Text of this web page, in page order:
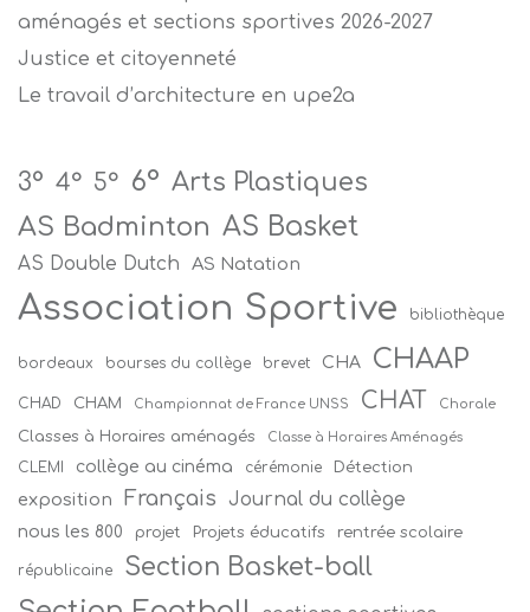
aménagés et sections sportives 2026-2027
Justice et citoyenneté
Le travail d’architecture en upe2a
3° 4° 5° 6° Arts Plastiques
AS Badminton AS Basket
AS Double Dutch AS Natation
Association Sportive bibliothèque
bordeaux bourses du collège brevet CHA CHAAP
CHAD CHAM Championnat de France UNSS CHAT Chorale
Classes à Horaires aménagés Classe à Horaires Aménagés
CLEMI collège au cinéma cérémonie Détection
exposition Français Journal du collège
nous les 800 projet Projets éducatifs rentrée scolaire
républicaine Section Basket-ball